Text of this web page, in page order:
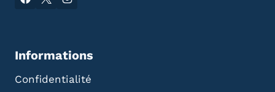
Informations
Confidentialité